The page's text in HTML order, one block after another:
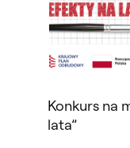
Konkurs na
lata”